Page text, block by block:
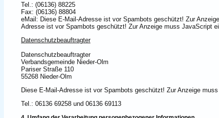
Tel.: (06136) 88225
Fax: (06136) 88804
eMail: Diese E-Mail-Adresse ist vor Spambots geschützt! Zur
Adresse ist vor Spambots geschützt! Zur Anzeige muss JavaScript
Datenschutzbeauftragter
Datenschutzbeauftragter
Verbandsgemeinde Nieder-Olm
Pariser Straße 110
55268 Nieder-Olm
Diese E-Mail-Adresse ist vor Spambots geschützt! Zur Anzeige
Tel.: 06136 69258 und 06136 69113